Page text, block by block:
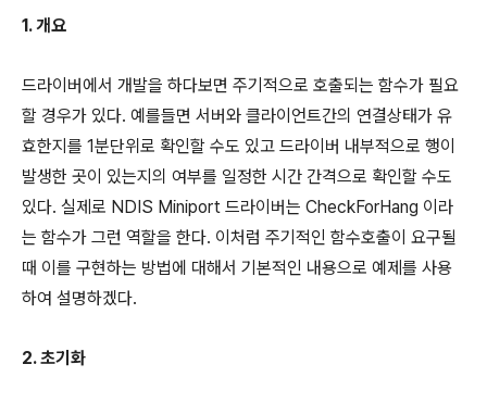
1. 개요
드라이버에서 개발을 하다보면 주기적으로 호출되는 함수가 필요
할 경우가 있다. 예를들면 서버와 클라이언트간의 연결상태가 유
효한지를 1분단위로 확인할 수도 있고 드라이버 내부적으로 행이
발생한 곳이 있는지의 여부를 일정한 시간 간격으로 확인할 수도
있다. 실제로 NDIS Miniport 드라이버는 CheckForHang 이라
는 함수가 그런 역할을 한다. 이처럼 주기적인 함수호출이 요구될
때 이를 구현하는 방법에 대해서 기본적인 내용으로 예제를 사용
하여 설명하겠다.
2.초기화